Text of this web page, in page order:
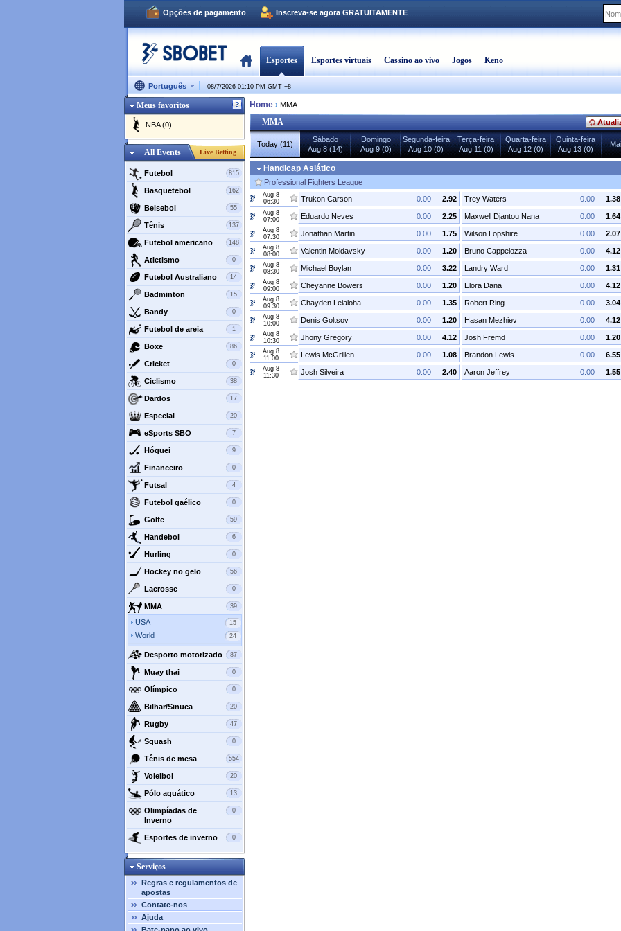
Opções de pagamento Inscreva-se agora GRATUITAMENTE
Esportes Esportes virtuais Cassino ao vivo Jogos Keno
Português 08/7/2026 01:10 PM GMT +8
Meus favoritos
NBA (0)
All Events Live Betting
Futebol 815
Basquetebol 162
Beisebol 55
Tênis 137
Futebol americano 148
Atletismo 0
Futebol Australiano 14
Badminton 15
Bandy 0
Futebol de areia 1
Boxe 86
Cricket 0
Ciclismo 38
Dardos 17
Especial 20
eSports SBO 7
Hóquei 9
Financeiro 0
Futsal 4
Futebol gaélico 0
Golfe 59
Handebol 6
Hurling 0
Hockey no gelo 56
Lacrosse 0
MMA 39
USA 15
World 24
Desporto motorizado 87
Muay thai 0
Olímpico 0
Bilhar/Sinuca 20
Rugby 47
Squash 0
Tênis de mesa 554
Voleibol 20
Pólo aquático 13
Olimpíadas de
Inverno
0
Esportes de inverno 0
Serviços
Regras e regulamentos de
apostas
Contate-nos
Ajuda
Home› MMA
MMA
Today (11)
Sábado
Aug 8 (14)
Domingo
Aug 9 (0)
Segunda-feira
Aug 10 (0)
Terça-feira
Aug 11 (0)
Quarta-feira
Aug 12 (0)
Quinta-feira
Aug 13 (0)
Handicap Asiático
Professional Fighters League
Aug 8
06:30
2.92
0.00
Trukon Carson 1.38
0.00
Trey Waters
Aug 8
07:00
2.25
0.00
Eduardo Neves 1.64
0.00
Maxwell Djantou Nana
Aug 8
07:30
1.75
0.00
Jonathan Martin 2.07
0.00
Wilson Lopshire
Aug 8
08:00
1.20
0.00
Valentin Moldavsky 4.12
0.00
Bruno Cappelozza
Aug 8
08:30
3.22
0.00
Michael Boylan 1.31
0.00
Landry Ward
Aug 8
09:00
1.20
0.00
Cheyanne Bowers 4.12
0.00
Elora Dana
Aug 8
09:30
1.35
0.00
Chayden Leialoha 3.04
0.00
Robert Ring
Aug 8
10:00
1.20
0.00
Denis Goltsov 4.12
0.00
Hasan Mezhiev
Aug 8
10:30
4.12
0.00
Jhony Gregory 1.20
0.00
Josh Fremd
Aug 8
11:00
1.08
0.00
Lewis McGrillen 6.55
0.00
Brandon Lewis
Aug 8
11:30
2.40
0.00
Josh Silveira 1.55
0.00
Aaron Jeffrey